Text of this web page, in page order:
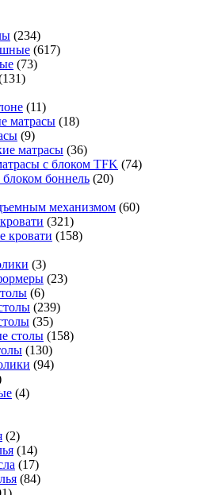
(234)
(617)
(73)
(11)
матрасы (18)
(9)
матрасы (36)
с блоком TFK (74)
боннель (20)
механизмом (60)
(321)
кровати (158)
(3)
(23)
(6)
(239)
(35)
столы (158)
(130)
(94)
(4)
(2)
(14)
(17)
(84)